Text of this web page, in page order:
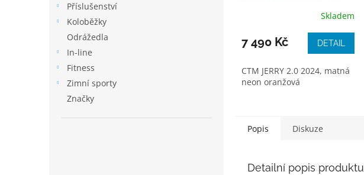
Příslušenství
Koloběžky
Odrážedla
In-line
Fitness
Zimní sporty
Značky
Skladem
7 490 Kč DETAIL
CTM JERRY 2.0 2024, matná
neon oranžová
Popis Diskuze
Detailní popis produktu